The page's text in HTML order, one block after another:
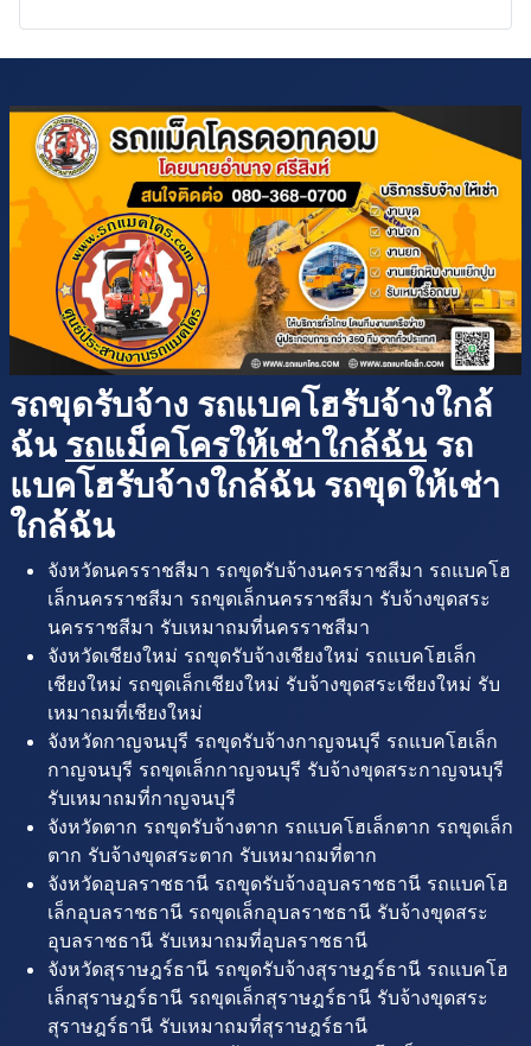
รถขุดรับจ้าง รถแบคโฮรับจ้างใกล้
ฉัน รถแม็คโครให้เช่าใกล้ฉัน รถ
แบคโฮรับจ้างใกล้ฉัน รถขุดให้เช่า
ใกล้ฉัน
จังหวัดนครราชสีมา รถขุดรับจ้างนครราชสีมา รถแบคโฮ
เล็กนครราชสีมา รถขุดเล็กนครราชสีมา รับจ้างขุดสระ
นครราชสีมา รับเหมาถมที่นครราชสีมา
จังหวัดเชียงใหม่ รถขุดรับจ้างเชียงใหม่ รถแบคโฮเล็ก
เชียงใหม่ รถขุดเล็กเชียงใหม่ รับจ้างขุดสระเชียงใหม่ รับ
เหมาถมที่เชียงใหม่
จังหวัดกาญจนบุรี รถขุดรับจ้างกาญจนบุรี รถแบคโฮเล็ก
กาญจนบุรี รถขุดเล็กกาญจนบุรี รับจ้างขุดสระกาญจนบุรี
รับเหมาถมที่กาญจนบุรี
จังหวัดตาก รถขุดรับจ้างตาก รถแบคโฮเล็กตาก รถขุดเล็ก
ตาก รับจ้างขุดสระตาก รับเหมาถมที่ตาก
จังหวัดอุบลราชธานี รถขุดรับจ้างอุบลราชธานี รถแบคโฮ
เล็กอุบลราชธานี รถขุดเล็กอุบลราชธานี รับจ้างขุดสระ
อุบลราชธานี รับเหมาถมที่อุบลราชธานี
จังหวัดสุราษฎร์ธานี รถขุดรับจ้างสุราษฎร์ธานี รถแบคโฮ
เล็กสุราษฎร์ธานี รถขุดเล็กสุราษฎร์ธานี รับจ้างขุดสระ
สุราษฎร์ธานี รับเหมาถมที่สุราษฎร์ธานี